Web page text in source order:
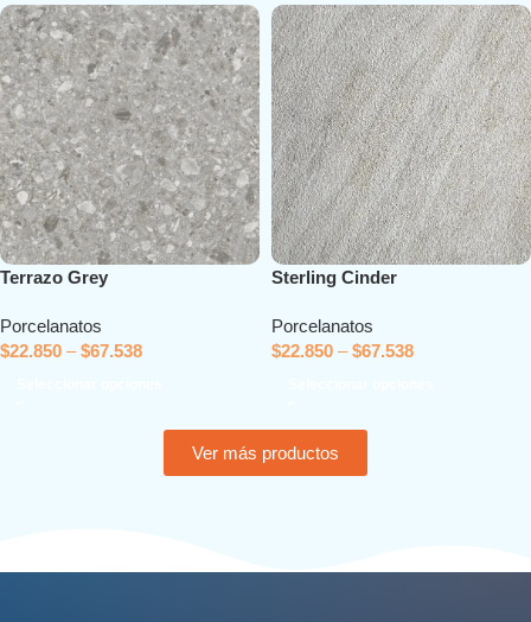
Terrazo Grey
Porcelanatos
$22.850 –$67.538
Sterling Cinder
Porcelanatos
$22.850 –$67.538
Ver más productos